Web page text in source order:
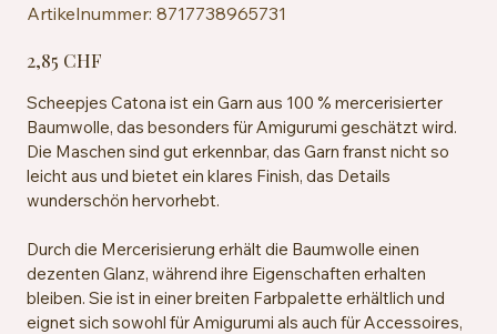
Artikelnummer: 8717738965731
8717738965731
2,85 CHF
Scheepjes Catona ist ein Garn aus 100 % mercerisierter
Baumwolle, das besonders für Amigurumi geschätzt wird.
Die Maschen sind gut erkennbar, das Garn franst nicht so
leicht aus und bietet ein klares Finish, das Details
wunderschön hervorhebt.
Durch die Mercerisierung erhält die Baumwolle einen
dezenten Glanz, während ihre Eigenschaften erhalten
bleiben. Sie ist in einer breiten Farbpalette erhältlich und
eignet sich sowohl für Amigurumi als auch für Accessoires,